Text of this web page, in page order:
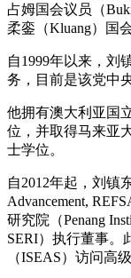
占姆国会议员（
柔銮（Kluang）国
自1999年以来，刘
务，目前是该党中
他拥有澳大利亚国
位，并取得马来亚
士学位。
自2012年起，刘镇
Advancement,
研究院（Penang
SERI）执行董事。
（ISEAS）访问高